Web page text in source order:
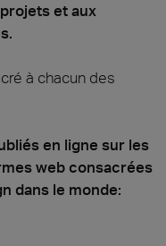
et aux
à chacun des
en ligne sur les
web consacrées
dans le monde: